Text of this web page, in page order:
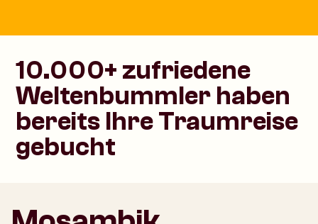
10.000+ zufriedene
Weltenbummler haben
bereits Ihre Traumreise
gebucht